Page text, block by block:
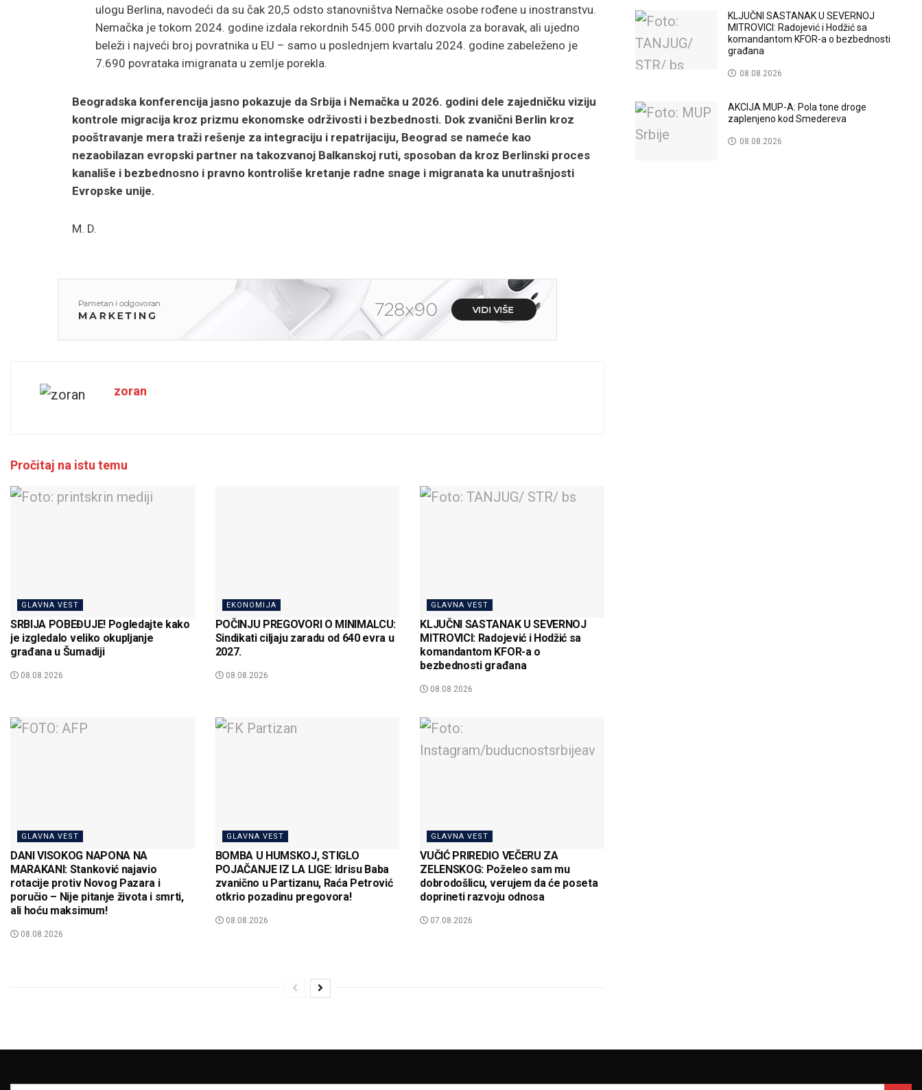
ulogu Berlina, navodeći da su čak 20,5 odsto stanovništva Nemačke osobe rođene u inostranstvu.
Nemačka je tokom 2024. godine izdala rekordnih 545.000 prvih dozvola za boravak, ali ujedno
beleži i najveći broj povratnika u EU – samo u poslednjem kvartalu 2024. godine zabeleženo je
7.690 povrataka imigranata u zemlje porekla.
Beogradska konferencija jasno pokazuje da Srbija i Nemačka u 2026. godini dele zajedničku viziju
kontrole migracija kroz prizmu ekonomske održivosti i bezbednosti. Dok zvanični Berlin kroz
pooštravanje mera traži rešenje za integraciju i repatrijaciju, Beograd se nameće kao
nezaobilazan evropski partner na takozvanoj Balkanskoj ruti, sposoban da kroz Berlinski proces
kanališe i bezbednosno i pravno kontroliše kretanje radne snage i migranata ka unutrašnjosti
Evropske unije.
M. D.
zoran
Pročitaj na istu temu
GLAVNA VEST
SRBIJA POBEĐUJE! Pogledajte kako
je izgledalo veliko okupljanje
građana u Šumadiji
08.08.2026
EKONOMIJA
POČINJU PREGOVORI O MINIMALCU:
Sindikati ciljaju zaradu od 640 evra u
2027.
08.08.2026
GLAVNA VEST
KLJUČNI SASTANAK U SEVERNOJ
MITROVICI: Radojević i Hodžić sa
komandantom KFOR-a o
bezbednosti građana
08.08.2026
GLAVNA VEST
DANI VISOKOG NAPONA NA
MARAKANI: Stanković najavio
rotacije protiv Novog Pazara i
poručio – Nije pitanje života i smrti,
ali hoću maksimum!
08.08.2026
GLAVNA VEST
BOMBA U HUMSKOJ, STIGLO
POJAČANJE IZ LA LIGE: Idrisu Baba
zvanično u Partizanu, Raća Petrović
otkrio pozadinu pregovora!
08.08.2026
GLAVNA VEST
VUČIĆ PRIREDIO VEČERU ZA
ZELENSKOG: Poželeo sam mu
dobrodošlicu, verujem da će poseta
doprineti razvoju odnosa
07.08.2026
KLJUČNI SASTANAK U SEVERNOJ
MITROVICI: Radojević i Hodžić sa
komandantom KFOR-a o bezbednosti
građana
08.08.2026
AKCIJA MUP-A: Pola tone droge
zaplenjeno kod Smedereva
08.08.2026